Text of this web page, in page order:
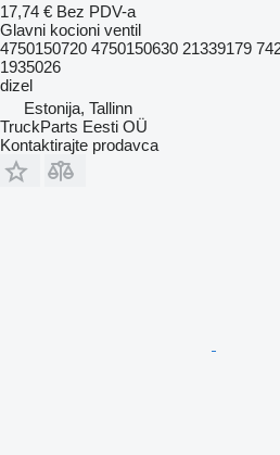
17,74 € Bez PDV-a
Glavni kocioni ventil
4750150720 4750150630 21339179
1935026
dizel
Estonija, Tallinn
TruckParts Eesti OÜ
Kontaktirajte prodavca